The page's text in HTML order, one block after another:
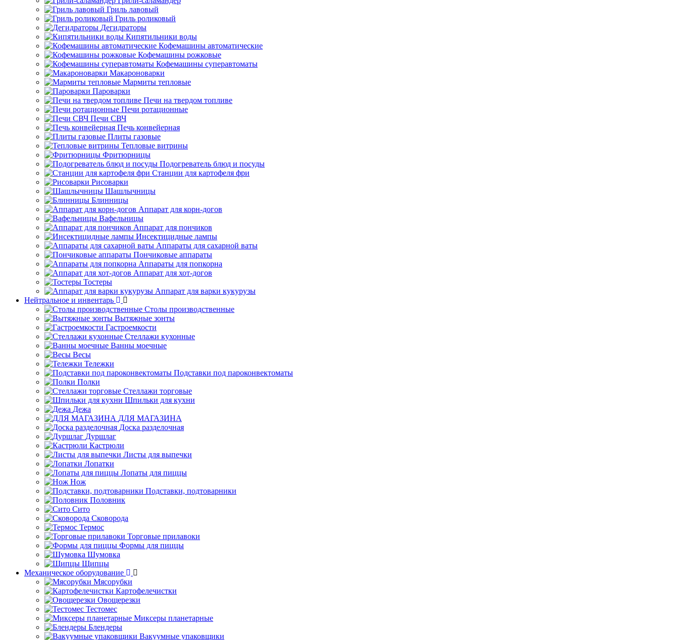
Гриль лавовый
Гриль роликовый
Дегидраторы
Кипятильники воды
Кофемашины автоматические
Кофемашины рожковые
Кофемашины суперавтоматы
Макароноварки
Мармиты тепловые
Пароварки
Печи на твердом топливе
Печи ротационные
Печи СВЧ
Печь конвейерная
Плиты газовые
Тепловые витрины
Фритюрницы
Подогреватель блюд и посуды
Станции для картофеля фри
Рисоварки
Шашлычницы
Блинницы
Аппарат для корн-догов
Вафельницы
Аппарат для пончиков
Инсектицидные лампы
Аппараты для сахарной ваты
Пончиковые аппараты
Аппараты для попкорна
Аппарат для хот-догов
Тостеры
Аппарат для варки кукурузы
Нейтральное и инвентарь
Столы производственные
Вытяжные зонты
Гастроемкости
Стеллажи кухонные
Ванны моечные
Весы
Тележки
Подставки под пароконвектоматы
Полки
Стеллажи торговые
Шпильки для кухни
Дежа
ДЛЯ МАГАЗИНА
Доска разделочная
Дуршлаг
Кастрюли
Листы для выпечки
Лопатки
Лопаты для пиццы
Нож
Подставки, подтоварники
Половник
Сито
Сковорода
Термос
Торговые прилавоки
Формы для пиццы
Шумовка
Щипцы
Механическое оборудование
Мясорубки
Картофелечистки
Овощерезки
Тестомес
Миксеры планетарные
Блендеры
Вакуумные упаковщики